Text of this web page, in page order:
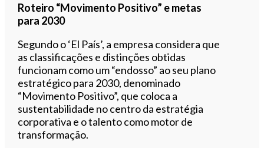
Roteiro “Movimento Positivo” e metas
para 2030
Segundo o ‘El País’, a empresa considera que
as classificações e distinções obtidas
funcionam como um “endosso” ao seu plano
estratégico para 2030, denominado
“Movimento Positivo”, que coloca a
sustentabilidade no centro da estratégia
corporativa e o talento como motor de
transformação.